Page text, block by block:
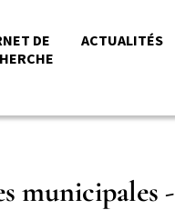
DE
ACTUALITÉS
municipales -